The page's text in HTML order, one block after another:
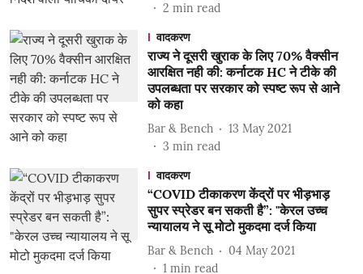
2 min read
वादकरण
राज्य ने दूसरी खुराक के लिए 70% वैक्सीन
आरक्षित नही की: कर्नाटक HC ने टीके की
उपलब्धता पर सरकार को स्पष्ट रूप से आने
को कहा
Bar & Bench
13 May 2021
3 min read
वादकरण
“COVID टीकाकरण केंद्रों पर भीड़भाड़
सुपर स्प्रेडर बन सकती है”: "केरल उच्च
न्यायालय ने सू मोटो मुकदमा दर्ज किया
Bar & Bench
04 May 2021
1 min read